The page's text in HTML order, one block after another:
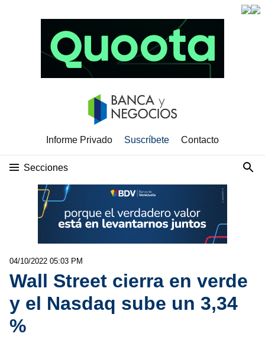
Informe Privado Suscríbete Contacto
Secciones
04/10/2022 05:03 PM
Wall Street cierra en verde
y el Nasdaq sube un 3,34
%